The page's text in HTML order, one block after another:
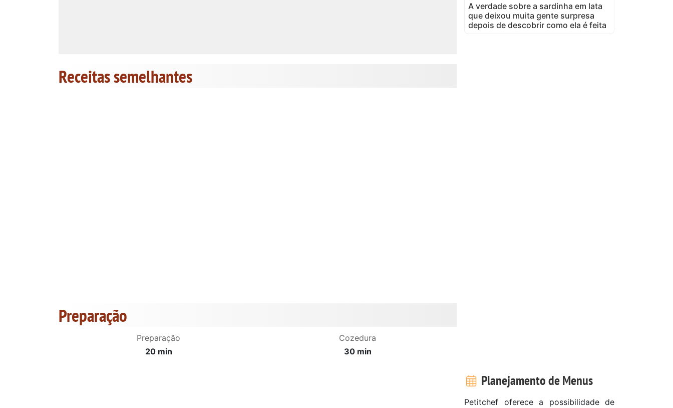
Receitas semelhantes
Preparação
Preparação
20 min
Cozedura
30 min
A verdade sobre a sardinha em lata
que deixou muita gente surpresa
depois de descobrir como ela é feita
Planejamento de Menus
Petitchef oferece a possibilidade de